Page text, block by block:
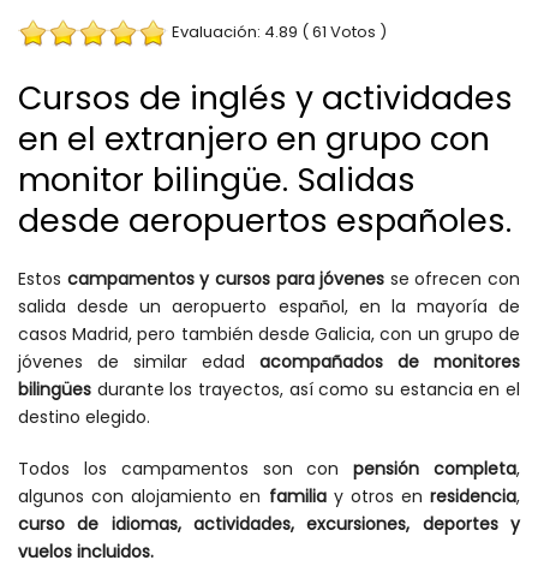
Evaluación: 4.89 ( 61 Votos )
Cursos de inglés y actividades
en el extranjero en grupo con
monitor bilingüe. Salidas
desde aeropuertos españoles.
Estos campamentos y cursos para jóvenes se ofrecen con
salida desde un aeropuerto español, en la mayoría de
casos Madrid, pero también desde Galicia, con un grupo de
jóvenes de similar edad acompañados de monitores
bilingües durante los trayectos, así como su estancia en el
destino elegido.
Todos los campamentos son con pensión completa,
algunos con alojamiento en familiay otros en residencia,
curso de idiomas, actividades, excursiones, deportes y
vuelos incluidos.